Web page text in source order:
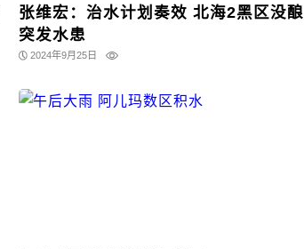
张维宏：治水计划奏效 北海2黑区没酿
突发水患
2024年9月25日